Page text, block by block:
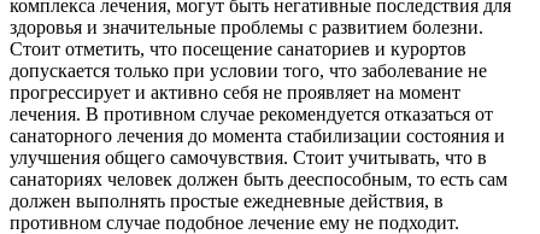
комплекса лечения, могут быть негативные последствия для
здоровья и значительные проблемы с развитием болезни.
Стоит отметить, что посещение санаториев и курортов
допускается только при условии того, что заболевание не
прогрессирует и активно себя не проявляет на момент
лечения. В противном случае рекомендуется отказаться от
санаторного лечения до момента стабилизации состояния и
улучшения общего самочувствия. Стоит учитывать, что в
санаториях человек должен быть дееспособным, то есть сам
должен выполнять простые ежедневные действия, в
противном случае подобное лечение ему не подходит.